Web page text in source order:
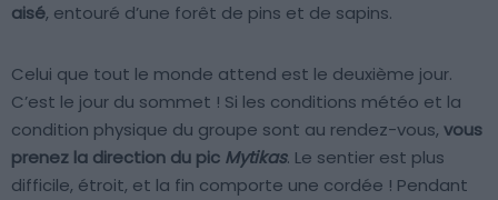
aisé, entouré d’une forêt de pins et de sapins.
Celui que tout le monde attend est le deuxième jour.
C’est le jour du sommet ! Si les conditions météo et la
condition physique du groupe sont au rendez-vous, vous
prenez la direction du pic Mytikas. Le sentier est plus
difficile, étroit, et la fin comporte une cordée ! Pendant